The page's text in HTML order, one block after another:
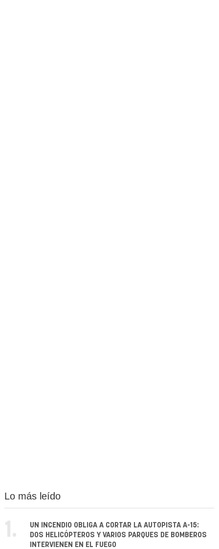
Lo más leído
1.
UN INCENDIO OBLIGA A CORTAR LA AUTOPISTA A-15:
DOS HELICÓPTEROS Y VARIOS PARQUES DE BOMBEROS
INTERVIENEN EN EL FUEGO